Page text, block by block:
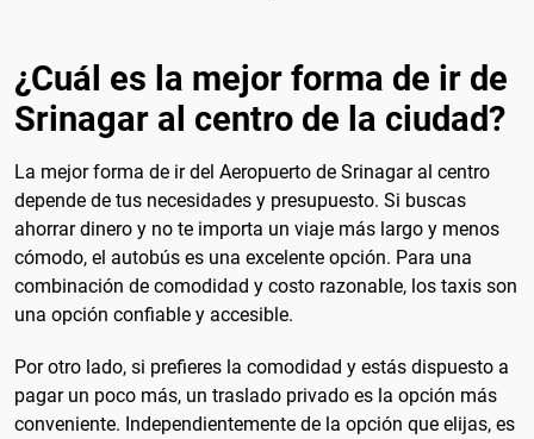
¿Cuál es la mejor forma de ir de
Srinagar al centro de la ciudad?
La mejor forma de ir del Aeropuerto de Srinagar al centro
depende de tus necesidades y presupuesto. Si buscas
ahorrar dinero y no te importa un viaje más largo y menos
cómodo, el autobús es una excelente opción. Para una
combinación de comodidad y costo razonable, los taxis son
una opción confiable y accesible.
Por otro lado, si prefieres la comodidad y estás dispuesto a
pagar un poco más, un traslado privado es la opción más
conveniente. Independientemente de la opción que elijas, es